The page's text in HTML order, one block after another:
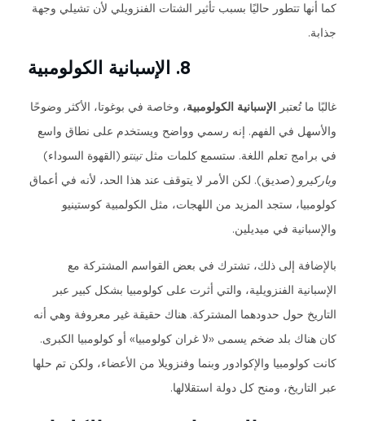
كما أنها تتطور حاليًا بسبب تأثير الشتات الفنزويلي لأن تشيلي وجهة
جذابة.
8. الإسبانية الكولومبية
غالبًا ما تُعتبر الإسبانية الكولومبية، وخاصة في بوغوتا، الأكثر وضوحًا
والأسهل في الفهم. إنه رسمي وواضح ويستخدم على نطاق واسع
في برامج تعلم اللغة. ستسمع كلمات مثل تينتو (القهوة السوداء)
وباركيرو (صديق). لكن الأمر لا يتوقف عند هذا الحد، لأنه في أعماق
كولومبيا، ستجد المزيد من اللهجات، مثل الكولمبية كوستينيو
والإسبانية في ميديلين.
بالإضافة إلى ذلك، تشترك في بعض القواسم المشتركة مع
الإسبانية الفنزويلية، والتي أثرت على كولومبيا بشكل كبير عبر
التاريخ حول حدودهما المشتركة. هناك حقيقة غير معروفة وهي أنه
كان هناك بلد ضخم يسمى «لا غران كولومبيا» أو كولومبيا الكبرى.
كانت كولومبيا والإكوادور وبنما وفنزويلا من الأعضاء، ولكن تم حلها
عبر التاريخ، ومنح كل دولة استقلالها.